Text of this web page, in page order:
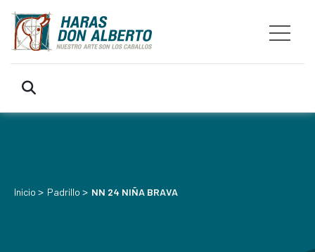
Inicio > Padrillo > NN 24 NIÑA BRAVA